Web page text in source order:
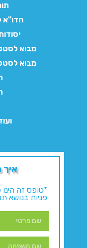
חדו"א
יסודות
מבוא
מבוא
איך
*טופס זה
פניות בנושא